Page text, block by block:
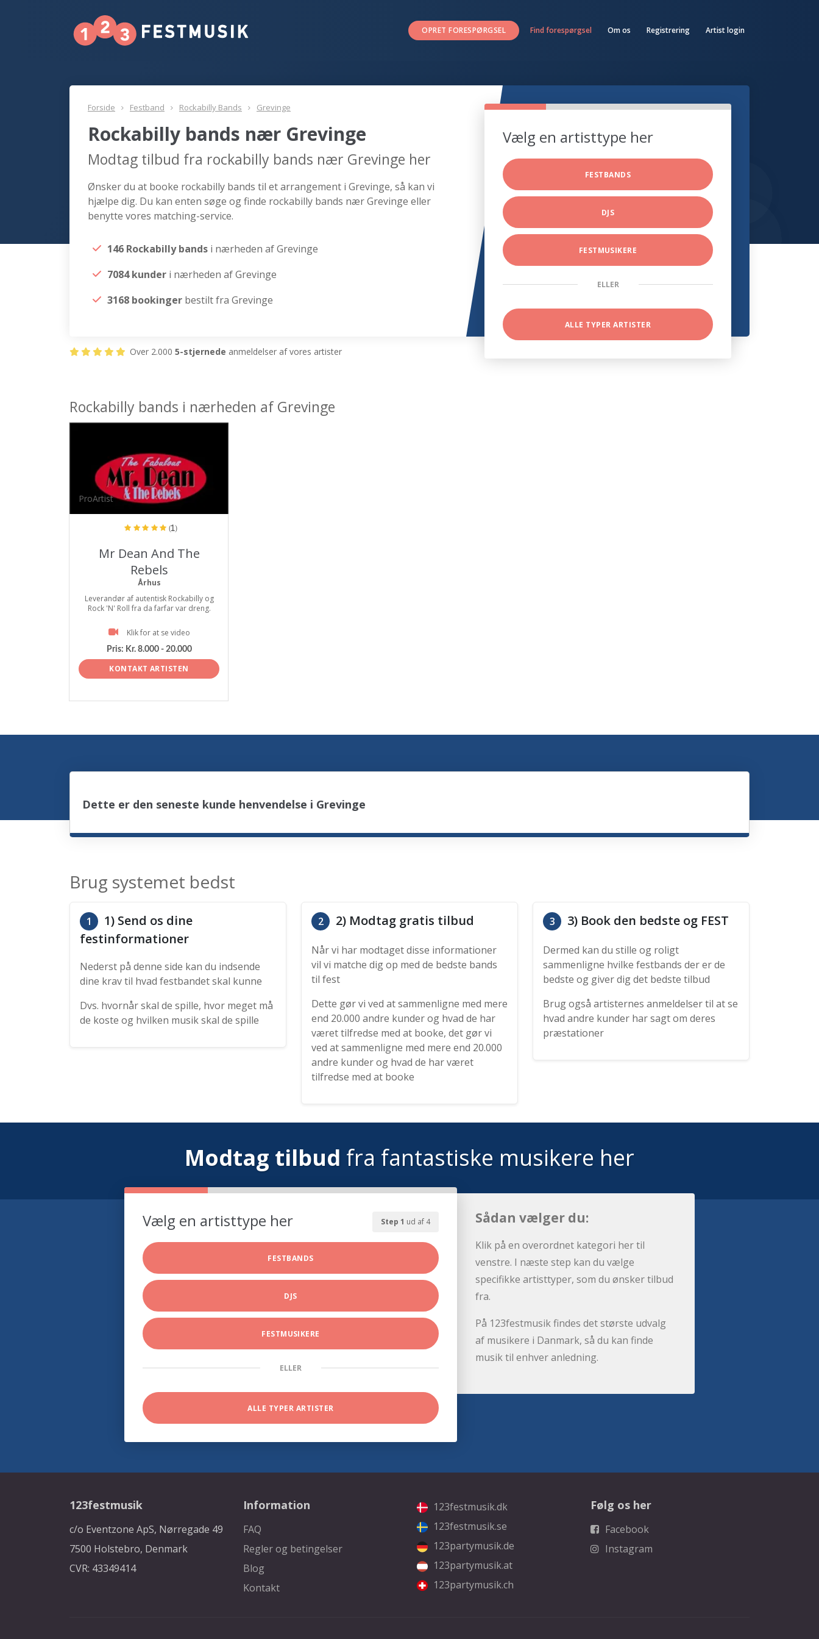
OPRET FORESPØRGSEL Find forespørgsel Om os Registrering Artist login
Forside Festband Rockabilly Bands Grevinge
Rockabilly bands nær Grevinge
Modtag tilbud fra rockabilly bands nær Grevinge her
Ønsker du at booke rockabilly bands til et arrangement i Grevinge, så kan vi
hjælpe dig. Du kan enten søge og finde rockabilly bands nær Grevinge eller
benytte vores matching-service.
146 Rockabilly bands i nærheden af Grevinge
7084 kunder i nærheden af Grevinge
3168 bookinger bestilt fra Grevinge
Vælg en artisttype her
FESTBANDS
DJS
FESTMUSIKERE
ELLER
ALLE TYPER ARTISTER
Over 2.000 5-stjernede anmeldelser af vores artister
Rockabilly bands i nærheden af Grevinge
ProArtist
(1)
Mr Dean And The
Rebels
Århus
Leverandør af autentisk Rockabilly og
Rock 'N' Roll fra da farfar var dreng.
Klik for at se video
Pris: Kr. 8.000 - 20.000
KONTAKT ARTISTEN
Dette er den seneste kunde henvendelse i Grevinge
Brug systemet bedst
1
1) Send os dine
festinformationer
Nederst på denne side kan du indsende
dine krav til hvad festbandet skal kunne
Dvs. hvornår skal de spille, hvor meget må
de koste og hvilken musik skal de spille
2 2) Modtag gratis tilbud
Når vi har modtaget disse informationer
vil vi matche dig op med de bedste bands
til fest
Dette gør vi ved at sammenligne med mere
end 20.000 andre kunder og hvad de har
været tilfredse med at booke, det gør vi
ved at sammenligne med mere end 20.000
andre kunder og hvad de har været
tilfredse med at booke
3 3) Book den bedste og FEST
Dermed kan du stille og roligt
sammenligne hvilke festbands der er de
bedste og giver dig det bedste tilbud
Brug også artisternes anmeldelser til at se
hvad andre kunder har sagt om deres
præstationer
Modtag tilbud fra fantastiske musikere her
Step 1 ud af 4
Vælg en artisttype her
FESTBANDS
DJS
FESTMUSIKERE
ELLER
ALLE TYPER ARTISTER
Sådan vælger du:
Klik på en overordnet kategori her til
venstre. I næste step kan du vælge
specifikke artisttyper, som du ønsker tilbud
fra.
På 123festmusik findes det største udvalg
af musikere i Danmark, så du kan finde
musik til enhver anledning.
123festmusik
c/o Eventzone ApS, Nørregade 49
7500 Holstebro, Denmark
CVR: 43349414
Information
FAQ
Regler og betingelser
Blog
Kontakt
123festmusik.dk
123festmusik.se
123partymusik.de
123partymusik.at
123partymusik.ch
Følg os her
Facebook
Instagram